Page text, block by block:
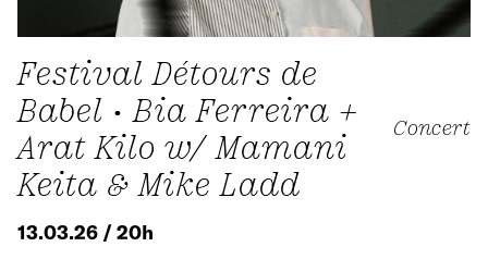
Festival Détours de
Babel • Bia Ferreira +
Arat Kilo w/ Mamani
Keita & Mike Ladd
Concert
13.03.26 / 20h